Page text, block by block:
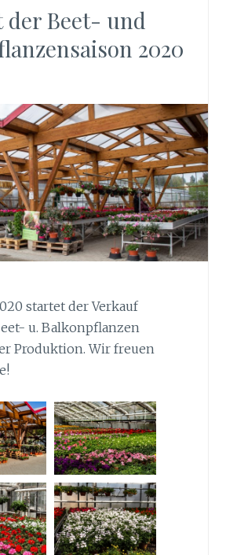
der Beet- und
2020
startet der Verkauf
u. Balkonpflanzen
Produktion. Wir freuen